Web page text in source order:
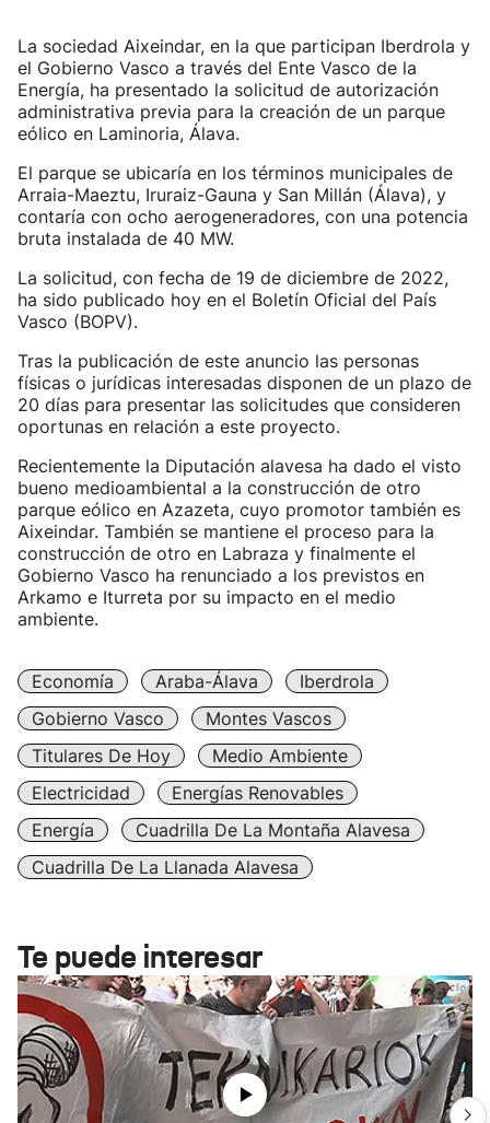
La sociedad Aixeindar, en la que participan Iberdrola y
el Gobierno Vasco a través del Ente Vasco de la
Energía, ha presentado la solicitud de autorización
administrativa previa para la creación de un parque
eólico en Laminoria, Álava.
El parque se ubicaría en los términos municipales de
Arraia-Maeztu, Iruraiz-Gauna y San Millán (Álava), y
contaría con ocho aerogeneradores, con una potencia
bruta instalada de 40 MW.
La solicitud, con fecha de 19 de diciembre de 2022,
ha sido publicado hoy en el Boletín Oficial del País
Vasco (BOPV).
Tras la publicación de este anuncio las personas
físicas o jurídicas interesadas disponen de un plazo de
20 días para presentar las solicitudes que consideren
oportunas en relación a este proyecto.
Recientemente la Diputación alavesa ha dado el visto
bueno medioambiental a la construcción de otro
parque eólico en Azazeta, cuyo promotor también es
Aixeindar. También se mantiene el proceso para la
construcción de otro en Labraza y finalmente el
Gobierno Vasco ha renunciado a los previstos en
Arkamo e Iturreta por su impacto en el medio
ambiente.
Economía Araba-Álava
Iberdrola
Gobierno Vasco
Montes Vascos
Titulares De Hoy
Medio Ambiente
Electricidad
Energías Renovables
Energía
Cuadrilla De La Montaña Alavesa
Cuadrilla De La Llanada Alavesa
Te puede interesar